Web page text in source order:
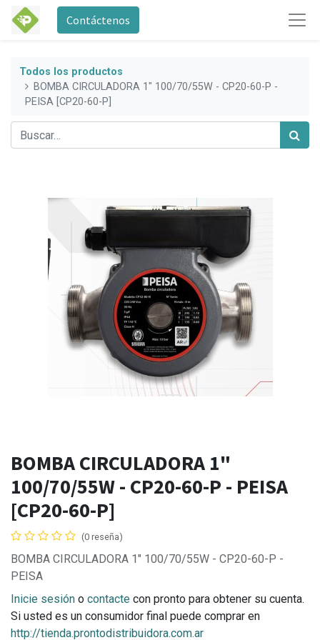
Contáctenos
Todos los productos
BOMBA CIRCULADORA 1" 100/70/55W - CP20-60-P -
PEISA [CP20-60-P]
BOMBA CIRCULADORA 1"
100/70/55W - CP20-60-P - PEISA
[CP20-60-P]
(0 reseña)
BOMBA CIRCULADORA 1" 100/70/55W - CP20-60-P -
PEISA
Inicie sesión o contacte con pronto para obtener su cuenta.
Si usted es un consumidor final puede comprar en
http://tienda.prontodistribuidora.com.ar